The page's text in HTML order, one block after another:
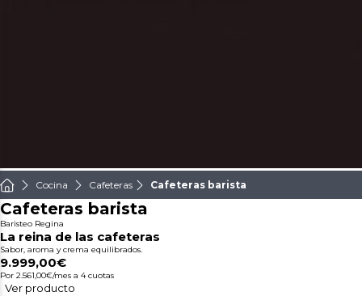
Cocina Cafeteras Cafeteras barista
Cafeteras barista
Baristeo Regina
La reina de las cafeteras
Sabor, aroma y crema equilibrados.
9.999,00€
Por 2.561,00€/mes a 4 cuotas
Ver producto